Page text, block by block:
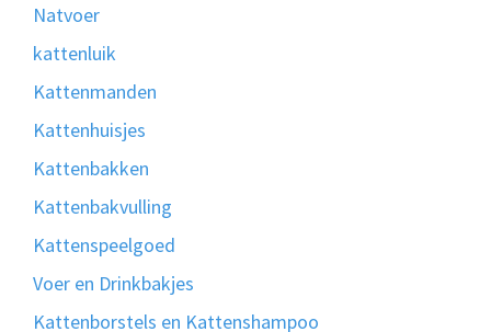
Natvoer
kattenluik
Kattenmanden
Kattenhuisjes
Kattenbakken
Kattenbakvulling
Kattenspeelgoed
Voer en Drinkbakjes
Kattenborstels en Kattenshampoo